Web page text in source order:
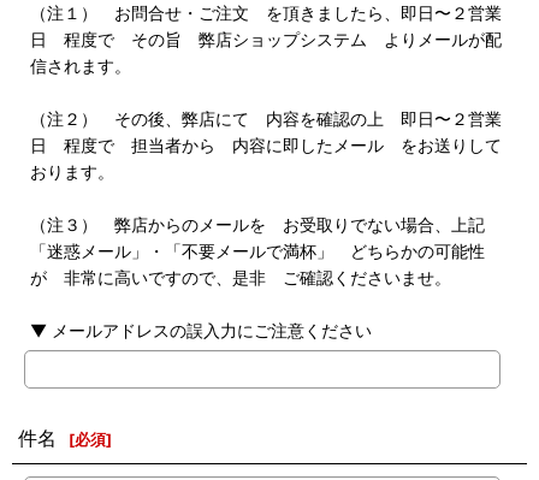
（注１） お問合せ・ご注文 を頂きましたら、即日〜２営業
日 程度で その旨 弊店ショップシステム よりメールが配
信されます。
（注２） その後、弊店にて 内容を確認の上 即日〜２営業
日 程度で 担当者から 内容に即したメール をお送りして
おります。
（注３） 弊店からのメールを お受取りでない場合、上記
「迷惑メール」・「不要メールで満杯」 どちらかの可能性
が 非常に高いですので、是非 ご確認くださいませ。
▼ メールアドレスの誤入力にご注意ください
件名 [必須]